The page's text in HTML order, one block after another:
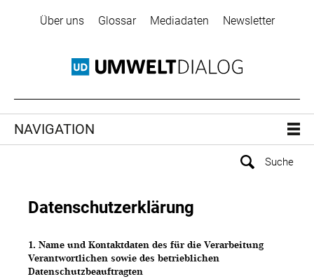
Über uns Glossar Mediadaten Newsletter
NAVIGATION
Datenschutzerklärung
1. Name und Kontaktdaten des für die Verarbeitung
Verantwortlichen sowie des betrieblichen
Datenschutzbeauftragten